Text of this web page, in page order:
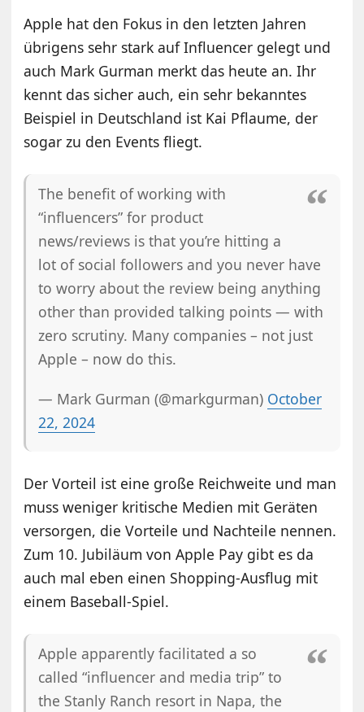
Apple hat den Fokus in den letzten Jahren
übrigens sehr stark auf Influencer gelegt und
auch Mark Gurman merkt das heute an. Ihr
kennt das sicher auch, ein sehr bekanntes
Beispiel in Deutschland ist Kai Pflaume, der
sogar zu den Events fliegt.
The benefit of working with
“influencers” for product
news/reviews is that you’re hitting a
lot of social followers and you never have
to worry about the review being anything
other than provided talking points — with
zero scrutiny. Many companies – not just
Apple – now do this.
— Mark Gurman (@markgurman) October
22, 2024
Der Vorteil ist eine große Reichweite und man
muss weniger kritische Medien mit Geräten
versorgen, die Vorteile und Nachteile nennen.
Zum 10. Jubiläum von Apple Pay gibt es da
auch mal eben einen Shopping-Ausflug mit
einem Baseball-Spiel.
Apple apparently facilitated a so
called “influencer and media trip” to
the Stanly Ranch resort in Napa, the